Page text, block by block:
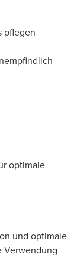
pflegen
optimale
und optimale
Verwendung